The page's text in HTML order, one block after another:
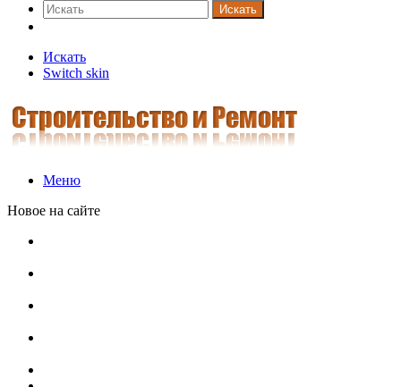
Искать
Искать
Switch skin
Меню
Новое на сайте